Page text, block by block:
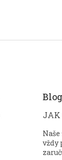
Blog
JAK
vždy